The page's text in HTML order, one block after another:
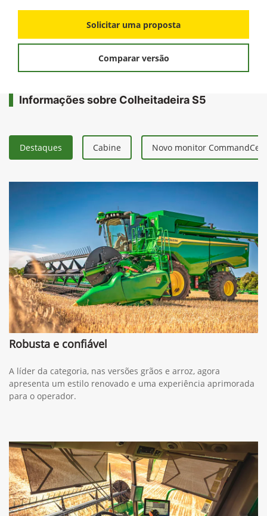
Solicitar uma proposta
Comparar versão
Informações sobre Colheitadeira S5
Destaques Cabine Novo monitor
Robusta e confiável
A líder da categoria, nas versões grãos e arroz, agora
apresenta um estilo renovado e uma experiência aprimorada
para o operador.